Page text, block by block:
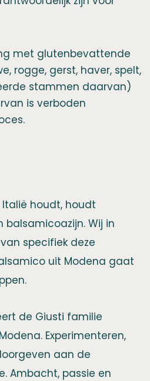
met glutenbevattende
rogge, gerst, haver, spelt,
stammen daarvan)
is verboden
houdt, houdt
balsamicoazijn. Wij in
specifiek deze
uit Modena gaat
de Giusti familie
Experimenteren,
aan de
Ambacht, passie en